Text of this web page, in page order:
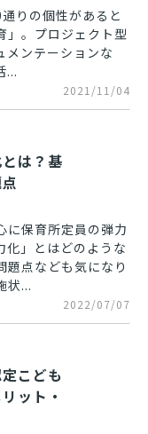
りの個性があると
」。プロジェクト型
メンテーションな
...
2021/11/04
は？基
に保育所定員の弾力
化」とはどのような
題点なども気になり
状...
2022/07/07
こども
ット・